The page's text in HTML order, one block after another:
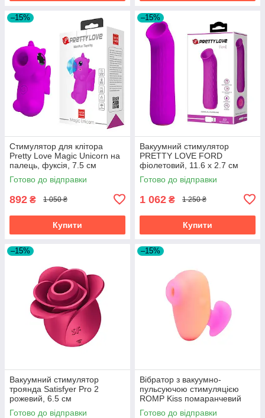
–15%
Стимулятор для клітора
Pretty Love Magic Unicorn на
палець, фуксія, 7.5 см
Готово до відправки
892 ₴ 1 050 ₴
Купити
–15%
Вакуумний стимулятор
PRETTY LOVE FORD
фіолетовий, 11.6 х 2.7 см
Готово до відправки
1 062 ₴ 1 250 ₴
Купити
–15%
Вакуумний стимулятор
троянда Satisfyer Pro 2
рожевий, 6.5 см
Готово до відправки
–15%
Вібратор з вакуумно-
пульсуючою стимуляцією
ROMP Kiss помаранчевий
Готово до відправки